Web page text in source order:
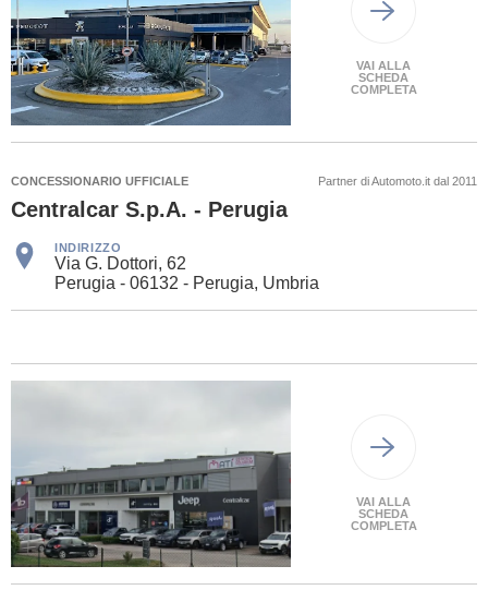
VAI ALLA
SCHEDA
COMPLETA
CONCESSIONARIO UFFICIALE Partner di Automoto.it dal 2011
Centralcar S.p.A. - Perugia
INDIRIZZO
Via G. Dottori, 62
Perugia - 06132 - Perugia, Umbria
VAI ALLA
SCHEDA
COMPLETA